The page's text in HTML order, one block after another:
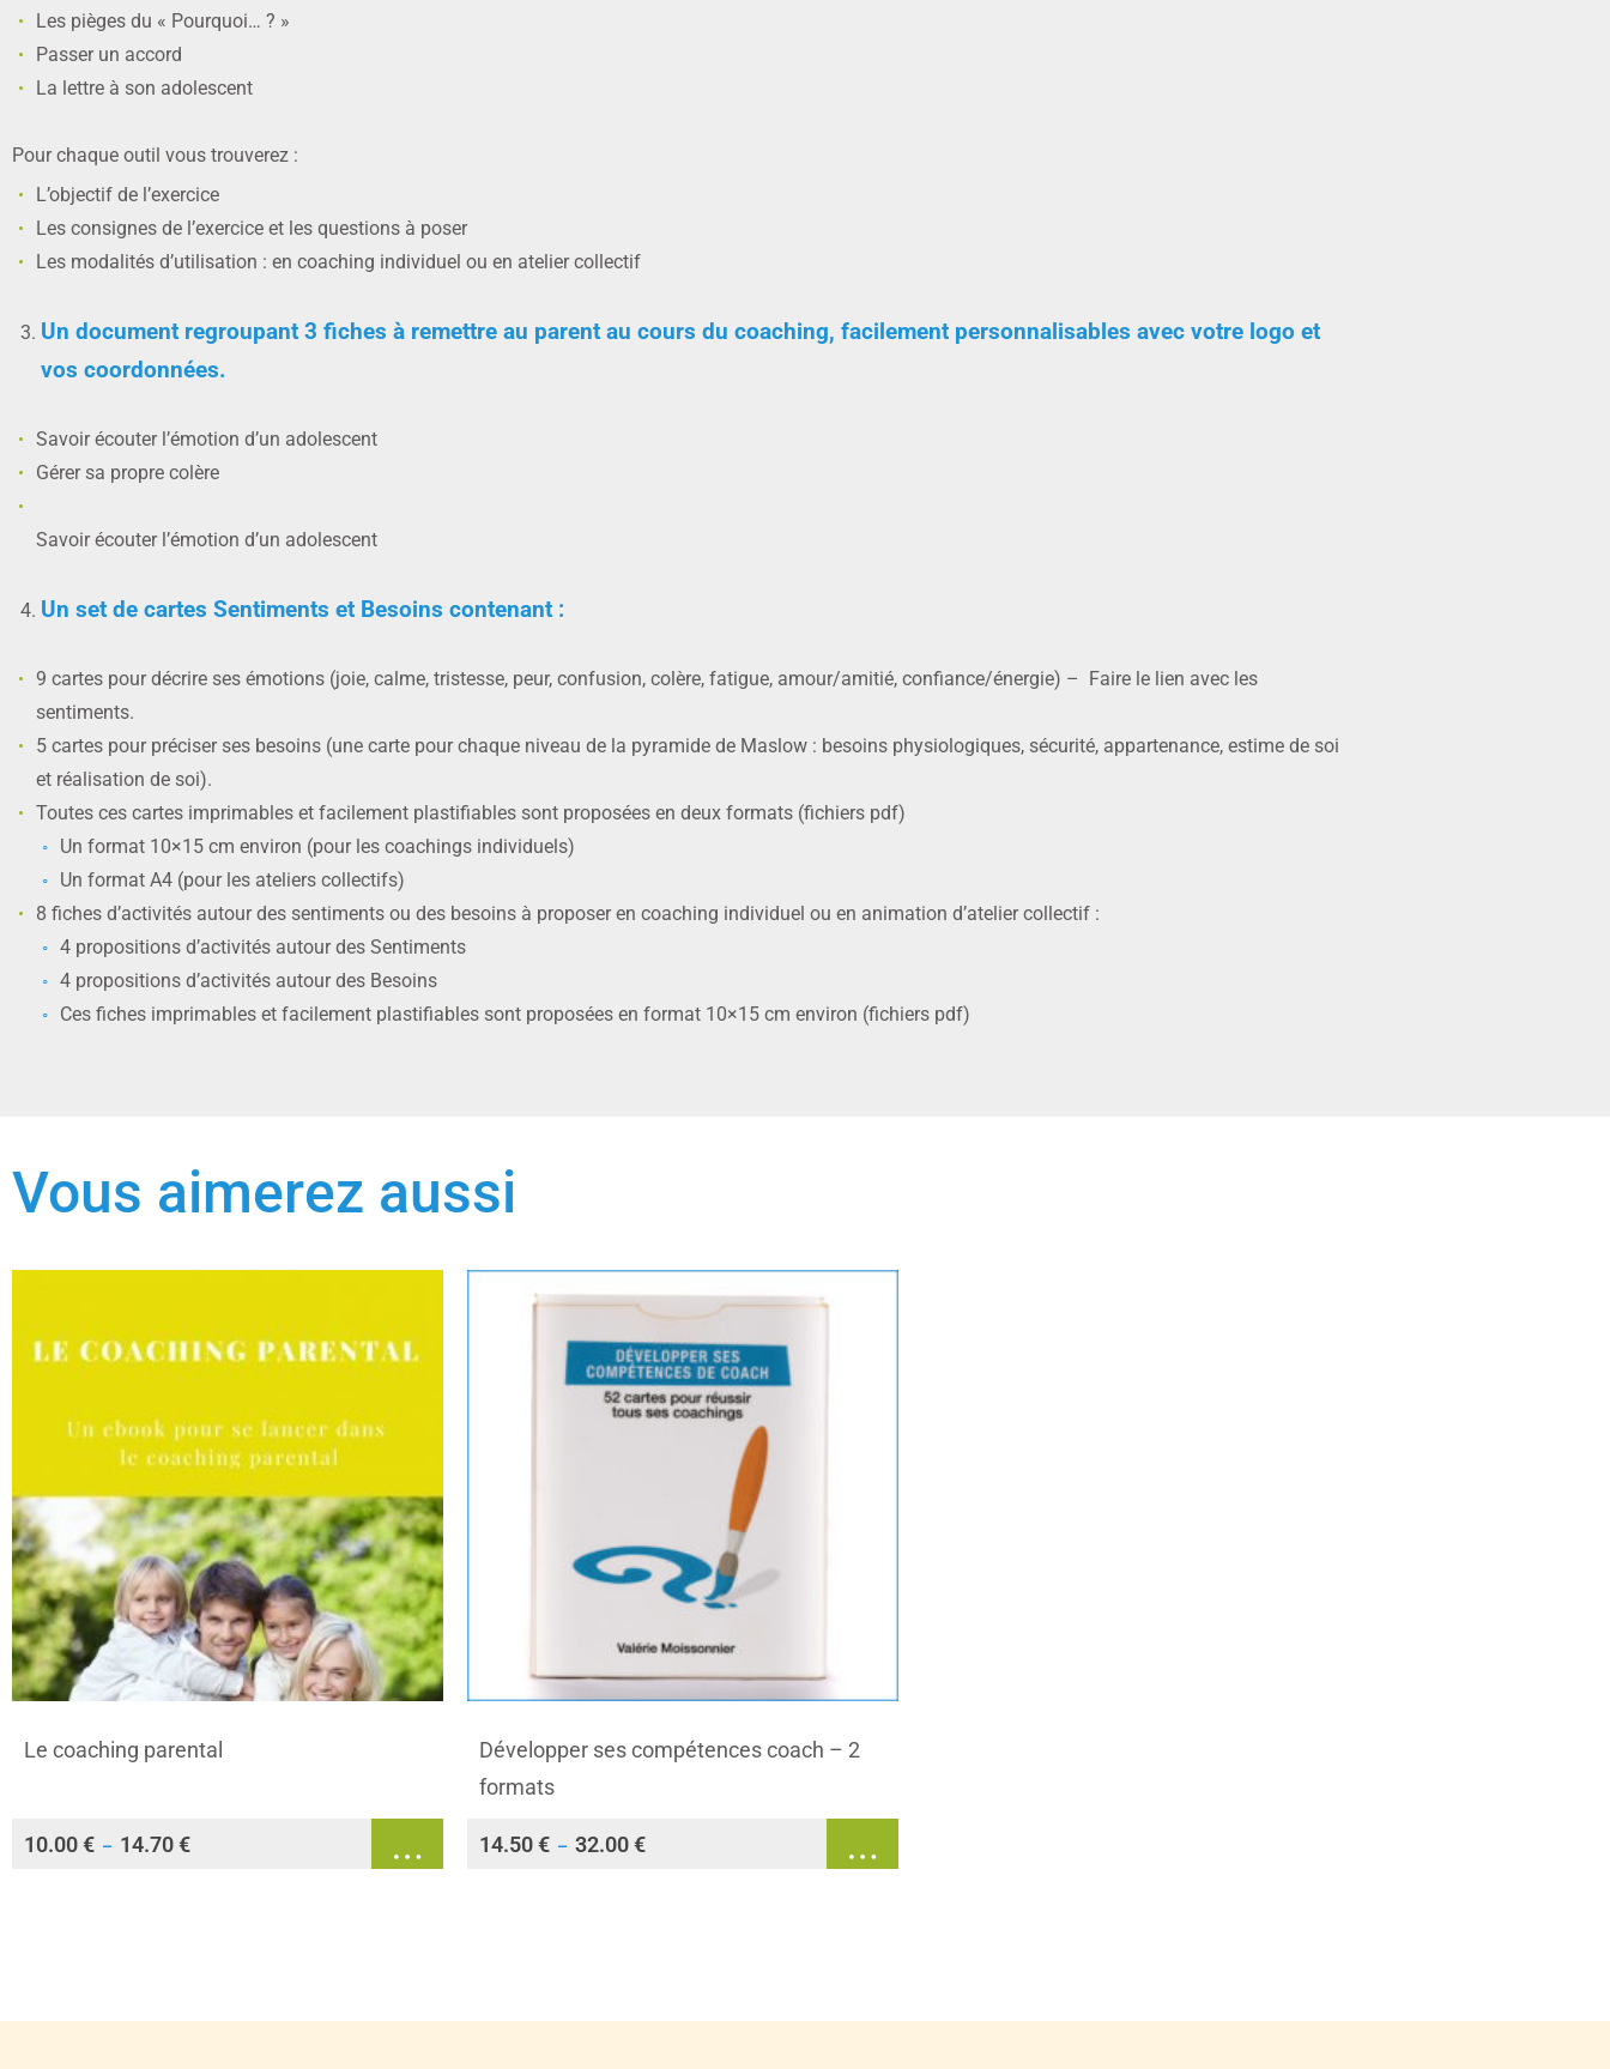
Les pièges du « Pourquoi… ? »
Passer un accord
La lettre à son adolescent
Pour chaque outil vous trouverez :
L’objectif de l’exercice
Les consignes de l’exercice et les questions à poser
Les modalités d’utilisation : en coaching individuel ou en atelier collectif
Un document regroupant 3 fiches à remettre au parent au cours du coaching, facilement personnalisables avec votre logo et
vos coordonnées.
Savoir écouter l’émotion d’un adolescent
Gérer sa propre colère
Savoir écouter l’émotion d’un adolescent
Un set de cartes Sentiments et Besoins contenant :
9 cartes pour décrire ses émotions (joie, calme, tristesse, peur, confusion, colère, fatigue, amour/amitié, confiance/énergie) – Faire le lien avec les
sentiments.
5 cartes pour préciser ses besoins (une carte pour chaque niveau de la pyramide de Maslow : besoins physiologiques, sécurité, appartenance, estime de soi
et réalisation de soi).
Toutes ces cartes imprimables et facilement plastifiables sont proposées en deux formats (fichiers pdf)
Un format 10×15 cm environ (pour les coachings individuels)
Un format A4 (pour les ateliers collectifs)
8 fiches d’activités autour des sentiments ou des besoins à proposer en coaching individuel ou en animation d’atelier collectif :
4 propositions d’activités autour des Sentiments
4 propositions d’activités autour des Besoins
Ces fiches imprimables et facilement plastifiables sont proposées en format 10×15 cm environ (fichiers pdf)
Vous aimerez aussi
Le coaching parental
10.00€ – 14.70€
Développer ses compétences coach – 2
formats
14.50€ – 32.00€